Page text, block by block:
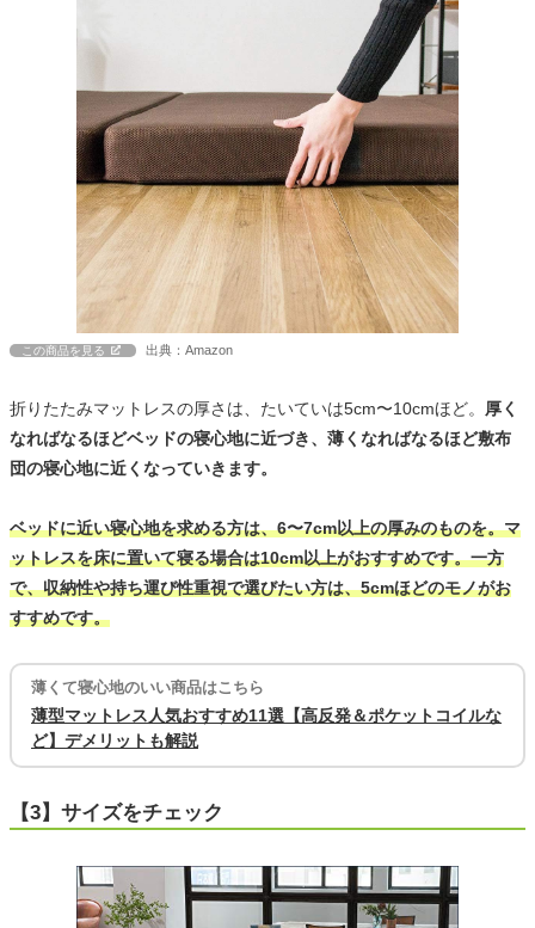
この商品を見る 出典：Amazon
折りたたみマットレスの厚さは、たいていは5cm〜10cmほど。 厚く
なればなるほどベッドの寝心地に近づき、薄くなればなるほど敷布
団の寝心地に近くなっていきます。
ベッドに近い寝心地を求める方は、6〜7cm以上の厚みのものを。マ
ットレスを床に置いて寝る場合は10cm以上がおすすめです。一方
で、収納性や持ち運び性重視で選びたい方は、5cmほどのモノがお
すすめです。
薄くて寝心地のいい商品はこちら
薄型マットレス人気おすすめ11選【高反発＆ポケットコイルな
ど】デメリットも解説
【3】サイズをチェック